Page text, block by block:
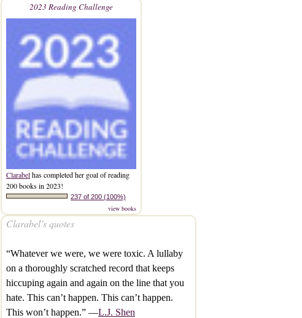
2023 Reading Challenge
Clarabelhas completed her goal of reading
200 books in 2023!
237 of 200 (100%)
view books
Clarabel’s quotes
“Whatever we were, we were toxic. A lullaby
on a thoroughly scratched record that keeps
hiccuping again and again on the line that you
hate. This can’t happen. This can’t happen.
This won’t happen.” —L.J. Shen